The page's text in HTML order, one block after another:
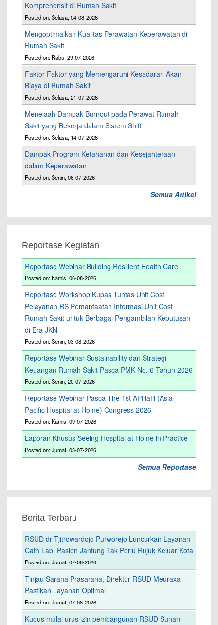
Komprehensif di Rumah Sakit
Posted on: Selasa, 04-08-2026
Mengoptimalkan Kualitas Perawatan Keperawatan di
Rumah Sakit
Posted on: Rabu, 29-07-2026
Faktor-Faktor yang Memengaruhi Kesadaran Akan
Biaya di Rumah Sakit
Posted on: Selasa, 21-07-2026
Menelaah Dampak Burnout pada Perawat Rumah
Sakit yang Bekerja dalam Sistem Shift
Posted on: Selasa, 14-07-2026
Dampak Program Ketahanan dan Kesejahteraan
dalam Keperawatan
Posted on: Senin, 06-07-2026
Semua Artikel
Reportase Kegiatan
Reportase Webinar Building Resilient Health Care
Posted on: Kamis, 06-08-2026
Reportase Workshop Kupas Tuntas Unit Cost
Pelayanan RS Pemanfaatan Informasi Unit Cost
Rumah Sakit untuk Berbagai Pengambilan Keputusan
di Era JKN
Posted on: Senin, 03-08-2026
Reportase Webinar Sustainability dan Strategi
Keuangan Rumah Sakit Pasca PMK No. 6 Tahun 2026
Posted on: Senin, 20-07-2026
Reportase Webinar Pasca The 1st APHaH (Asia
Pacific Hospital at Home) Congress 2026
Posted on: Kamis, 09-07-2026
Laporan Khusus Seeing Hospital at Home in Practice
Posted on: Jumat, 03-07-2026
Semua Reportase
Berita Terbaru
RSUD dr Tjitrowardojo Purworejo Luncurkan Layanan
Cath Lab, Pasien Jantung Tak Perlu Rujuk Keluar Kota
Posted on: Jumat, 07-08-2026
Tinjau Sarana Prasarana, Direktur RSUD Meuraxa
Pastikan Layanan Optimal
Posted on: Jumat, 07-08-2026
Kudus mulai urus izin pembangunan RSUD Sunan